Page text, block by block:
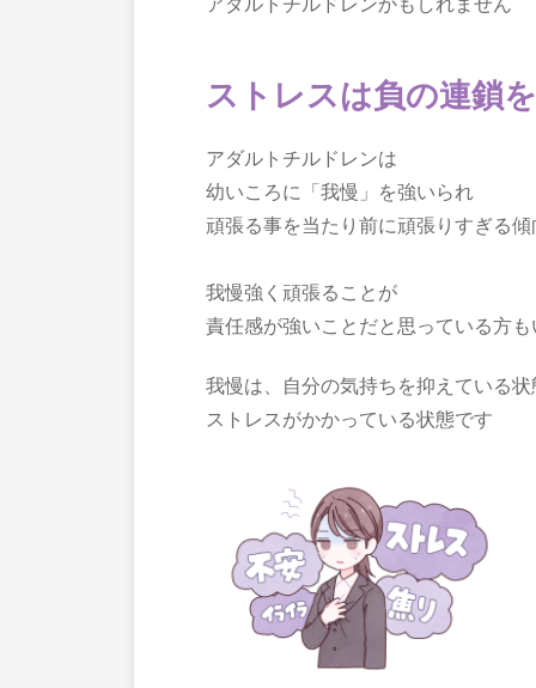
アダルトチルドレンかもしれません
ストレスは負の連鎖
アダルトチルドレンは
幼いころに「我慢」を強いられ
頑張る事を当たり前に頑張りすぎる
我慢強く頑張ることが
責任感が強いことだと思っている方
我慢は、自分の気持ちを抑えている状
ストレスがかかっている状態です